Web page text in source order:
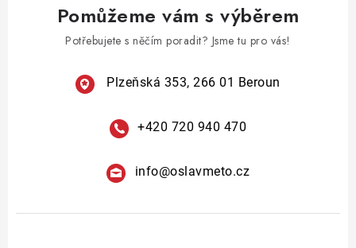
Pomůžeme vám s výběrem
Potřebujete s něčím poradit? Jsme tu pro vás!
Plzeňská 353, 266 01 Beroun
+420 720 940 470
info@oslavmeto.cz